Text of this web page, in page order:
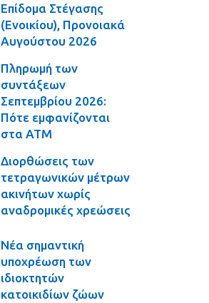
Επίδομα Στέγασης
(Ενοικίου), Προνοιακά
Αυγούστου 2026
Πληρωμή των
συντάξεων
Σεπτεμβρίου 2026:
Πότε εμφανίζονται
στα ΑΤΜ
Διορθώσεις των
τετραγωνικών μέτρων
ακινήτων χωρίς
αναδρομικές χρεώσεις
Νέα σημαντική
υποχρέωση των
ιδιοκτητών
κατοικιδίων ζώων